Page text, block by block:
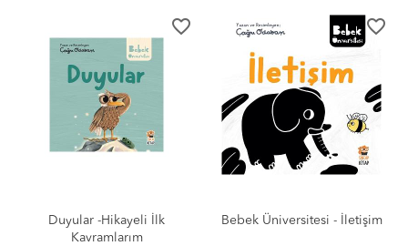
favorite_border
Duyular -Hikayeli İlk
Kavramlarım
favorite_border
Bebek Üniversitesi - İletişim